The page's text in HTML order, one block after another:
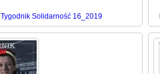
Tygodnik Solidarność 16_2019